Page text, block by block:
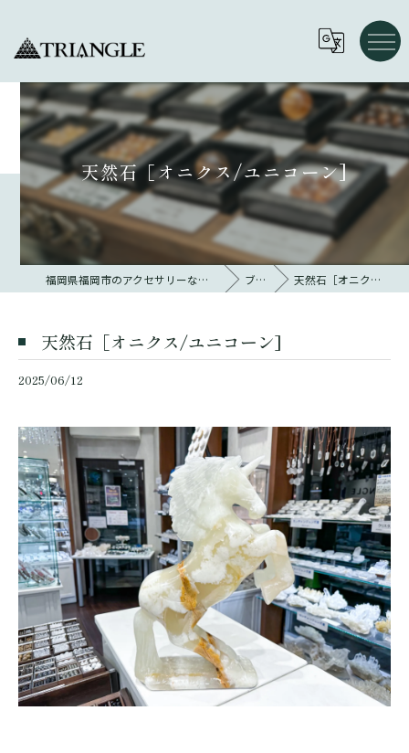
天然石［オニクス/ユニコーン]
福岡県福岡市のアクセサリーならトライアングル 大名 ブログ 天然石［オニクス/ユニコーン]
天然石［オニクス/ユニコーン]
2025/06/12